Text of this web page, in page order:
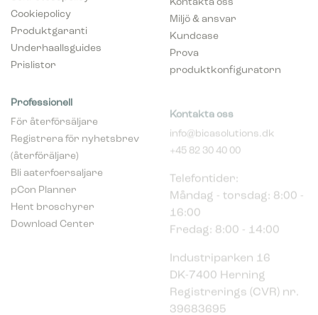
Cookiepolicy
Produktgaranti
Underhaallsguides
Prislistor
Kundcase
För återförsäljare
Registrera för nyhetsbrev
(återföräljare)
Bli aaterfoersaljare
pCon Planner
Hent broschyrer
Download Center
Telefontider:
16:00
Fredag: 8:00 - 14:00
Industriparken 16
Registrerings (CVR) nr.
39683695